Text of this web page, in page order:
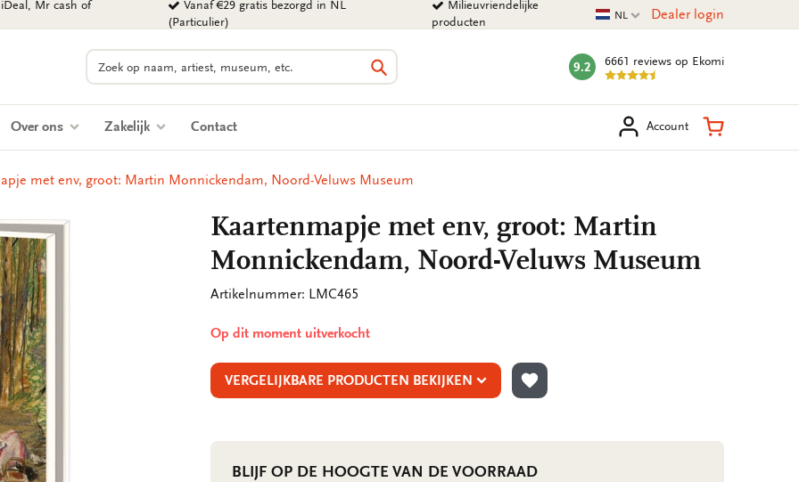
Mr cash of
Vanaf €29 gratis bezorgd in NL
(Particulier)
Milieuvriendelijke
producten
Huidige taal
NL Dealer login
Zoeken
Zoeken
mark:
9.2 6661 reviews op Ekomi
Over ons Zakelijk Contact Account Winkelmand
met env, groot: Martin Monnickendam, Noord-Veluws Museum
Kaartenmapje met env, groot: Martin
Monnickendam, Noord-Veluws Museum
Artikelnummer: LMC465
Op dit moment uitverkocht
VERGELIJKBARE PRODUCTEN BEKIJKEN
TOEVOEGEN AAN VERLANGLIJST
BLIJF OP DE HOOGTE VAN DE VOORRAAD